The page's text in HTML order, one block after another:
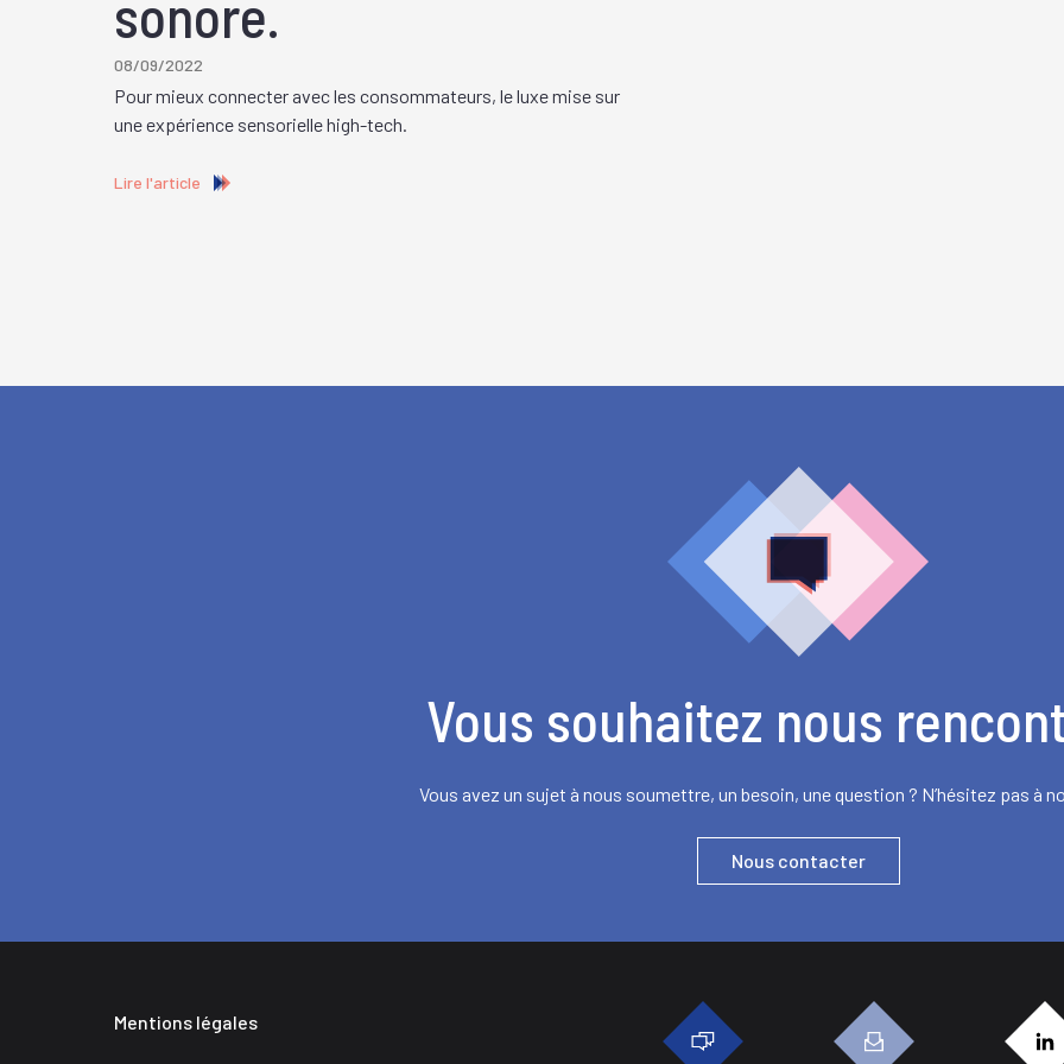
sonore.
08/09/2022
Pour mieux connecter avec les consommateurs, le luxe mise sur
une expérience sensorielle high-tech.
Lire l'article
Vous souhaitez nous
Vous avez un sujet à nous soumettre, un besoin, une question ? N’hésitez pas à
Nous contacter
Mentions légales